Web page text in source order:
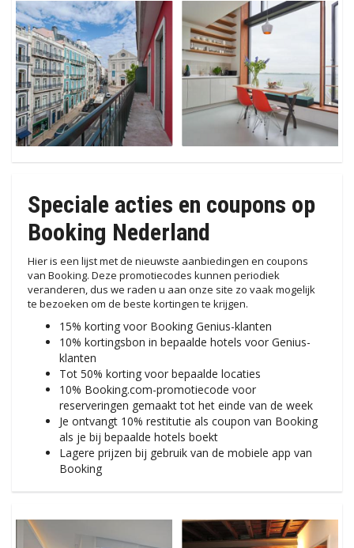
Speciale acties en coupons op
Booking Nederland
Hier is een lijst met de nieuwste aanbiedingen en coupons
van Booking. Deze promotiecodes kunnen periodiek
veranderen, dus we raden u aan onze site zo vaak mogelijk
te bezoeken om de beste kortingen te krijgen.
15% korting voor Booking Genius-klanten
10% kortingsbon in bepaalde hotels voor Genius-
klanten
Tot 50% korting voor bepaalde locaties
10% Booking.com-promotiecode voor
reserveringen gemaakt tot het einde van de week
Je ontvangt 10% restitutie als coupon van Booking
als je bij bepaalde hotels boekt
Lagere prijzen bij gebruik van de mobiele app van
Booking